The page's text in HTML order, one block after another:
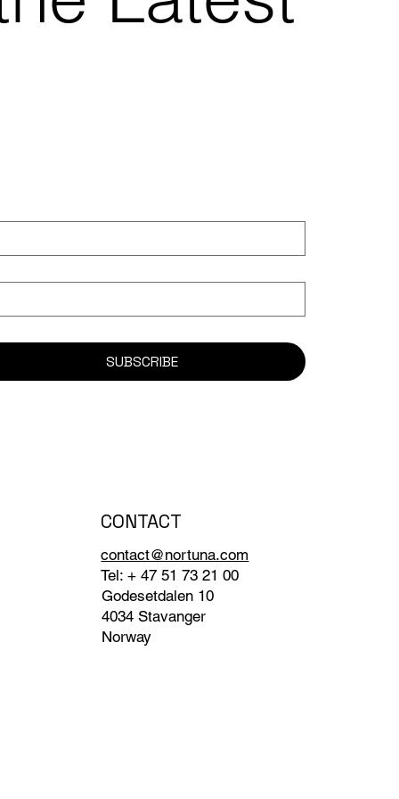
SUBSCRIBE
CONTACT
contact@nortuna.com
Tel: + 47 51 73 21 00
Godesetdalen 10
4034 Stavanger
Norway